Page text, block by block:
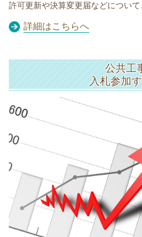
許可更新や決算変更届などについて
詳細はこちらへ
公共工
入札参加